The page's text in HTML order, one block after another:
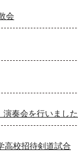
会
奏会を行いました
校招待剣道試合